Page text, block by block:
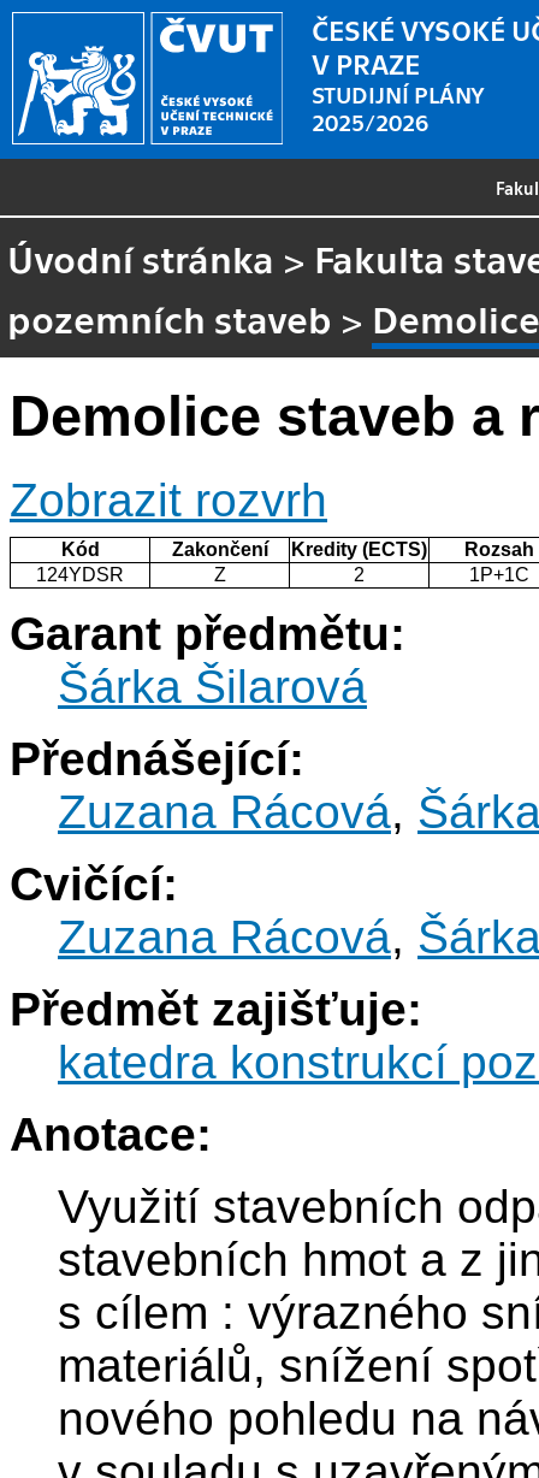
ČESKÉ VYSOKÉ
V PRAZE
STUDIJNÍ PLÁNY
2025/2026
Úvodní stránka > Fakulta
pozemních staveb >
Demolice staveb a
Zobrazit rozvrh
Kód Zakončení Kredity (ECTS)
Rozsah
124YDSR
Z 2 1P+1C
Garant předmětu:
Šárka Šilarová
Přednášející:
Zuzana Rácová,
Cvičící:
Zuzana Rácová,
Předmět zajišťuje:
katedra konstrukcí
Anotace:
Využití stavebních
stavebních hmot a z
s cílem : výrazného
materiálů, snížení
nového pohledu na